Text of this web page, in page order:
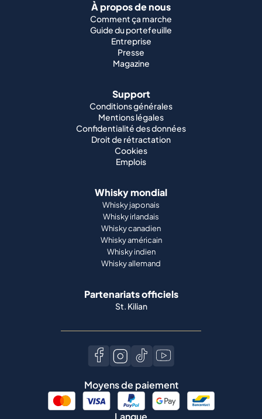
À propos de nous
Comment ça marche
Guide du portefeuille
Entreprise
Presse
Magazine
Support
Conditions générales
Mentions légales
Confidentialité des données
Droit de rétractation
Cookies
Emplois
Whisky mondial
Whisky japonais
Whisky irlandais
Whisky canadien
Whisky américain
Whisky indien
Whisky allemand
Partenariats officiels
St. Kilian
Moyens de paiement
Langue